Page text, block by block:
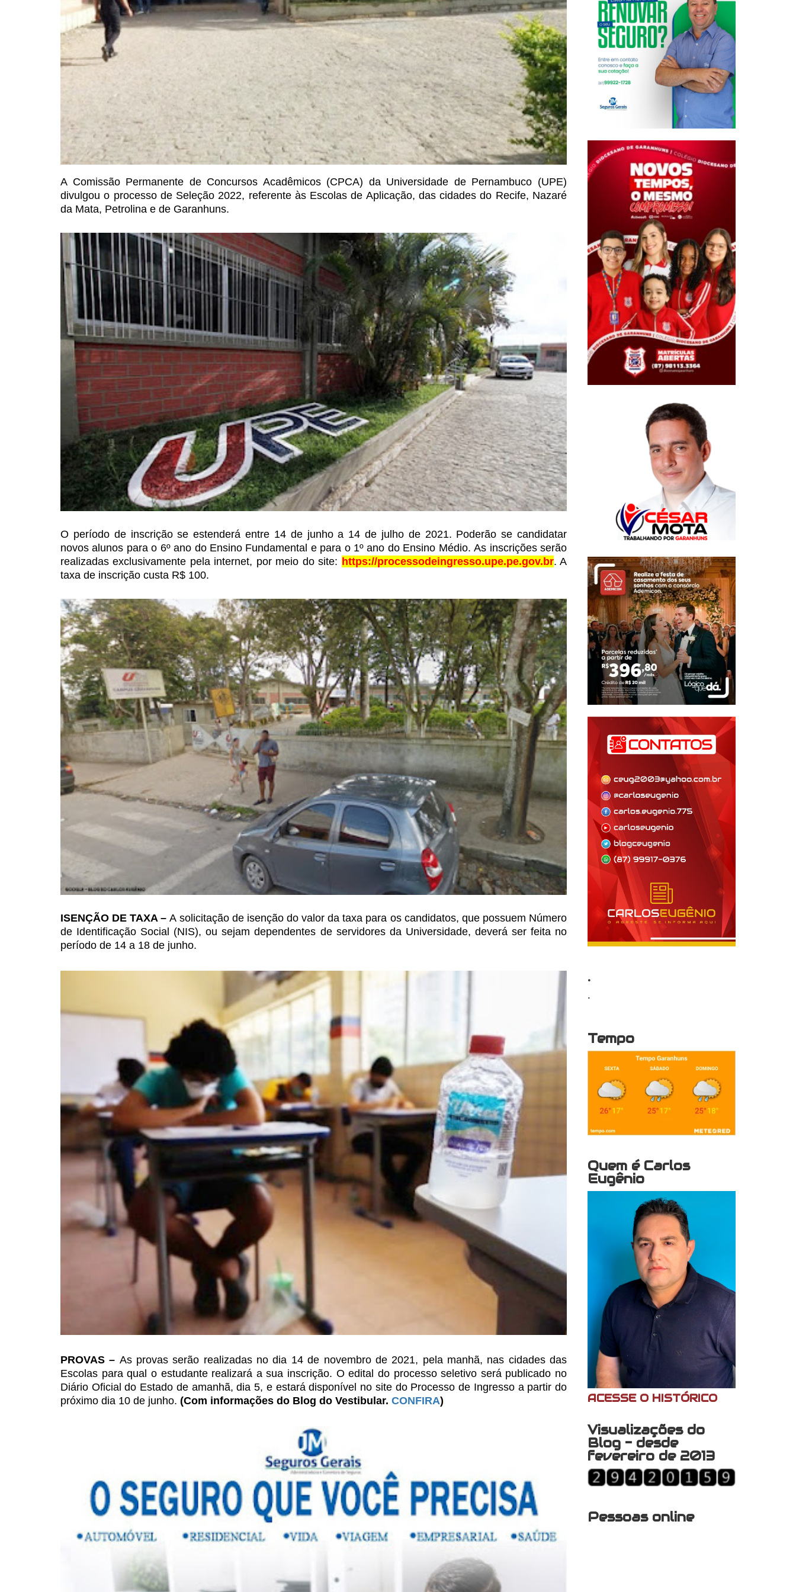
A Comissão Permanente deConcursos Acadêmicos (CPCA) da Universidade de Pernambuco (UPE)
divulgou o processo de Seleção 2022, referente às Escolas de Aplicação, das cidades do Recife, Nazaré
da Mata, Petrolina e de Garanhuns.
O período de inscrição se estenderá entre 14 de junho a 14 de julho de 2021. Poderão se candidatar
novos alunos para o 6º ano do Ensino Fundamental e para o 1º ano do Ensino Médio.As inscrições serão
realizadas exclusivamente pela internet, por meio do site: https://processodeingresso.upe.pe.gov.br. A
taxa de inscrição custa R$ 100.
ISENÇÃO DE TAXA –Asolicitação de isenção do valor da taxa para os candidatos, que possuem Número
de Identificação Social (NIS), ou sejam dependentes de servidores daUniversidade, deverá ser feita no
período de 14 a 18 de junho.
PROVAS – As provas serão realizadas no dia 14 de novembro de 2021, pela manhã, nas cidades das
Escolas para qual o estudante realizará a sua inscrição. O edital do processo seletivo será publicado no
Diário Oficial do Estado de amanhã, dia 5, e estarádisponível no site do Processo de Ingresso a partir do
próximo dia 10 de junho. (Com informações do Blog do Vestibular. CONFIRA)
.
.
Tempo
Quem é Carlos
Eugênio
ACESSE O HISTÓRICO
Visualizações do
Blog - desde
fevereiro de 2013
Pessoas online